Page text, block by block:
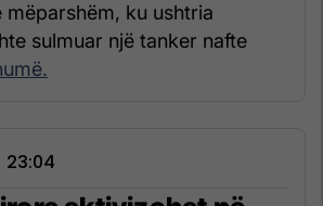
mëparshëm, ku ushtria
sulmuar një tanker nafte
23:04